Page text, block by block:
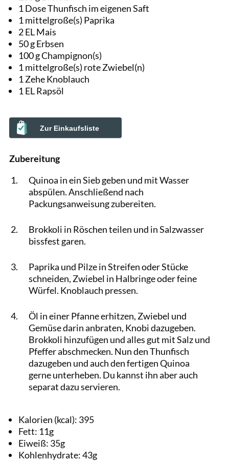
1 Dose Thunfisch im eigenen Saft
1 mittelgroße(s) Paprika
2 EL Mais
50 g Erbsen
100 g Champignon(s)
1 mittelgroße(s) rote Zwiebel(n)
1 Zehe Knoblauch
1 EL Rapsöl
Zur Einkaufsliste
Zubereitung
Quinoa in ein Sieb geben und mit Wasser
abspülen. Anschließend nach
Packungsanweisung zubereiten.
Brokkoli in Röschen teilen und in Salzwasser
bissfest garen.
Paprika und Pilze in Streifen oder Stücke
schneiden, Zwiebel in Halbringe oder feine
Würfel. Knoblauch pressen.
Öl in einer Pfanne erhitzen, Zwiebel und
Gemüse darin anbraten, Knobi dazugeben.
Brokkoli hinzufügen und alles gut mit Salz und
Pfeffer abschmecken. Nun den Thunfisch
dazugeben und auch den fertigen Quinoa
gerne unterheben. Du kannst ihn aber auch
separat dazu servieren.
Kalorien (kcal): 395
Fett: 11g
Eiweiß: 35g
Kohlenhydrate:43g